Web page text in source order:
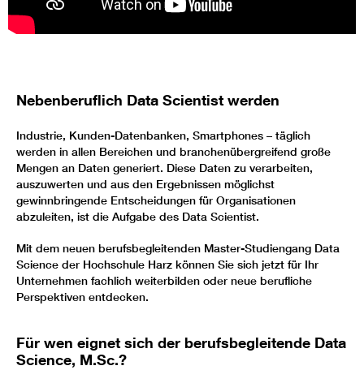
Nebenberuflich Data Scientist werden
Industrie, Kunden-Datenbanken, Smartphones – täglich
werden in allen Bereichen und branchenübergreifend große
Mengen an Daten generiert. Diese Daten zu verarbeiten,
auszuwerten und aus den Ergebnissen möglichst
gewinnbringende Entscheidungen für Organisationen
abzuleiten, ist die Aufgabe des Data Scientist.
Mit dem neuen berufsbegleitenden Master-Studiengang Data
Science der Hochschule Harz können Sie sich jetzt für Ihr
Unternehmen fachlich weiterbilden oder neue berufliche
Perspektiven entdecken.
Für wen eignet sich der berufsbegleitende Data
Science, M.Sc.?